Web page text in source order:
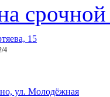
15
4
ул. Молодёжная